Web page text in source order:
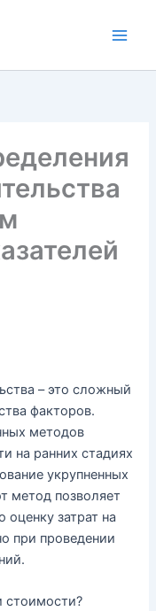
– это сложный
факторов.
методов
на ранних стадиях
укрупненных
метод позволяет
затрат на
при проведении
стоимости?